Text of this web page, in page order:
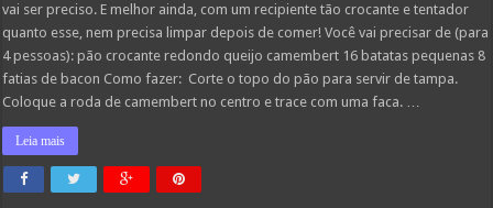
vai ser preciso. E melhor ainda, com um recipiente tão crocante e tentador
quanto esse, nem precisa limpar depois de comer! Você vai precisar de (para
4 pessoas): pão crocante redondo queijo camembert 16 batatas pequenas 8
fatias de bacon Como fazer: Corte o topo do pão para servir de tampa.
Coloque a roda de camembert no centro e trace com uma faca. …
Leia mais